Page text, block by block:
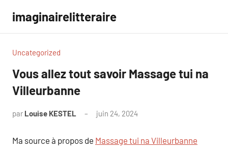
contenu
imaginairelitteraire
Uncategorized
Vous allez tout savoir Massage tui na
Villeurbanne
par Louise KESTEL juin 24, 2024
Ma source à propos de Massage tui na Villeurbanne